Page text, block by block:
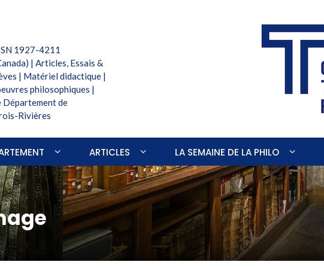
1927-4211
| Articles, Essais &
| Matériel didactique |
philosophiques |
Département de
Rivières
ARTICLES LA SEMAINE DE LA PHILO